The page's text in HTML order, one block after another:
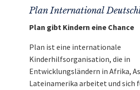
Plan International
Plan gibt Kindern eine Chance
Plan ist eine internationale
Kinderhilfsorganisation, die in
Entwicklungsländern in Afrika,
Lateinamerika arbeitet und sich